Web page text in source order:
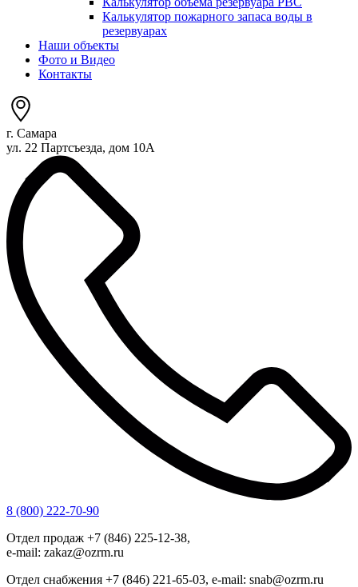
Калькулятор пожарного запаса воды в
резервуарах
Наши объекты
Фото и Видео
Контакты
г. Самара
ул. 22 Партсъезда, дом 10А
8 (800) 222-70-90
Отдел продаж +7 (846) 225-12-38,
e-mail: zakaz@ozrm.ru
Отдел снабжения +7 (846) 221-65-03, e-mail: snab@ozrm.ru